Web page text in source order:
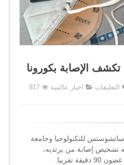
الإصابة بكورونا
التعليقات على
تكشف
الإصابة
بكورونا
مغلقة
اخبار عالمية
817
للتكنولوجيا وجامعة
تشخيص إصابة من يرتديه،
تقريبا.